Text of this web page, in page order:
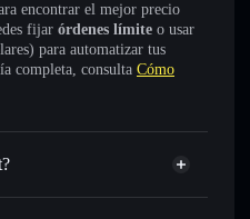
encontrar el mejor precio
fijar órdenes límite o usar
para automatizar tus
completa, consulta Cómo